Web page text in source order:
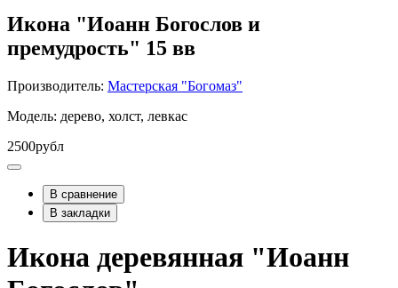
Икона "Иоанн Богослов и
премудрость" 15 вв
Производитель: Мастерская "Богомаз"
Модель: дерево, холст, левкас
2500рубл
В сравнение
В закладки
Икона деревянная "Иоанн